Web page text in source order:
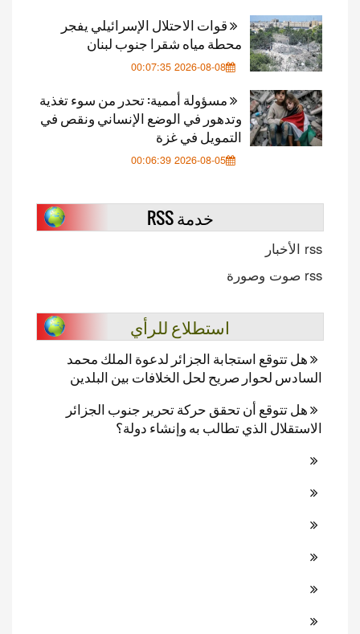
قوات الاحتلال الإسرائيلي يفجر
محطة مياه شقرا جنوب لبنان
2026-08-08 00:07:35
مسؤولة أممية: تحدر من سوء تغذية
وتدهور في الوضع الإنساني ونقص في
التمويل في غزة
2026-08-05 00:06:39
خدمة RSS
rss الأخبار
rss صوت وصورة
استطلاع للرأي
هل تتوقع استجابة الجزائر لدعوة الملك محمد
السادس لحوار صريح لحل الخلافات بين البلدين
هل تتوقع أن تحقق حركة تحرير جنوب الجزائر
الاستقلال الذي تطالب به وإنشاء دولة؟